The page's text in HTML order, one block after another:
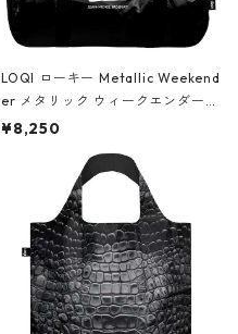
LOQI ローキー Metallic Weekend
er メタリック ウィークエンダー
ボストンバッグ ショルダーバッグ
Black ジャン=ミッシェル・バスキ
ア/クラウン ブラック
¥8,250